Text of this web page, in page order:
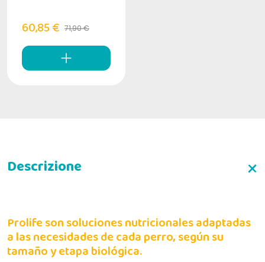
60,85 € 71,90 €
Prolife son soluciones nutricionales adaptadas
a las necesidades de cada perro, según su
tamaño y etapa biológica.